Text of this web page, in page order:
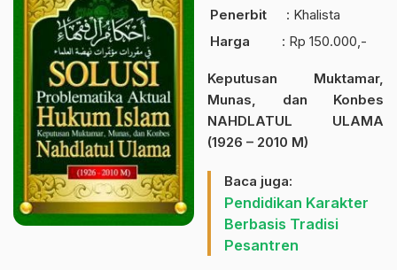
Penerbit
: Khalista
Harga
: Rp 150.000,-
Keputusan Muktamar,
Munas, dan Konbes
NAHDLATUL ULAMA
(1926 – 2010 M)
Baca juga:
Pendidikan Karakter
Berbasis Tradisi
Pesantren